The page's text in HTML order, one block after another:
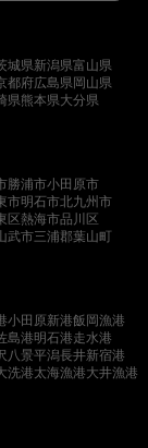
城県新潟県富山県
都府広島県岡山県
県熊本県大分県
勝浦市小田原市
市明石市北九州市
区熱海市品川区
武市三浦郡葉山町
小田原新港飯岡漁港
島港明石港走水港
八景平潟長井新宿港
洗港太海漁港大井漁港